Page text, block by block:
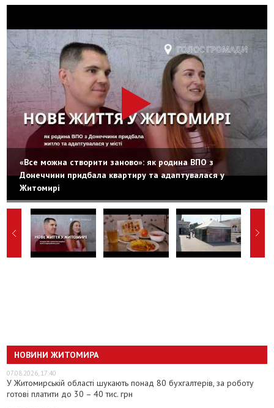
«Все можна створити заново»: як родина ВПО з
Донеччини придбала квартиру та адаптувалася у
Житомирі
НОВИНИ ЖИТОМИРА
07.08.2026, 17:40
У Житомирській області шукають понад 80 бухгалтерів, за роботу
готові платити до 30 – 40 тис. грн